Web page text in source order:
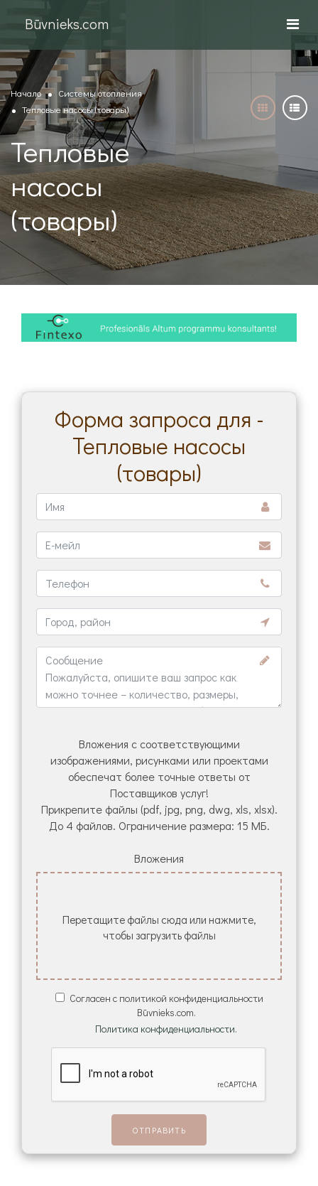
Būvnieks.com
Начало
Системы отопления
Тепловые насосы (товары)
Тепловые
насосы
(товары)
Форма запроса для -
Тепловые насосы
(товары)
Вложения с соответствующими
изображениями, рисунками или проектами
обеспечат более точные ответы от
Поставщиков услуг!
Прикрепите файлы (pdf, jpg, png, dwg, xls, xlsx).
До 4 файлов. Ограничение размера: 15 МБ.
Вложения
Перетащите файлы сюда или нажмите,
чтобы загрузить файлы
Согласен с политикой конфиденциальности
Būvnieks.com.
Политика конфиденциальности.